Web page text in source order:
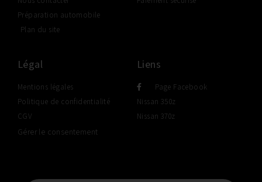
Préparation automobile
Plan du site
Légal
Mentions légales
Politique de confidentialité
CGV
Gérer le consentement
Liens
Page Facebook
Nissan 350z
Nissan 370z